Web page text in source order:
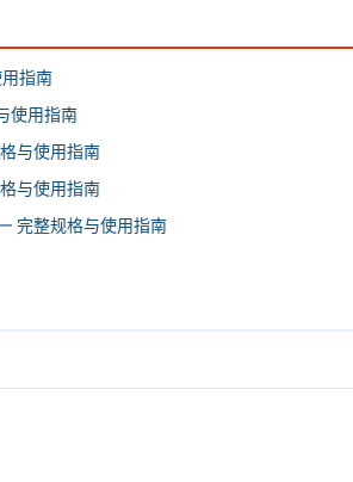
指南
使用指南
与使用指南
与使用指南
完整规格与使用指南